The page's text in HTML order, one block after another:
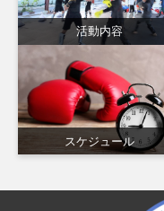
活動内容
スケジュール